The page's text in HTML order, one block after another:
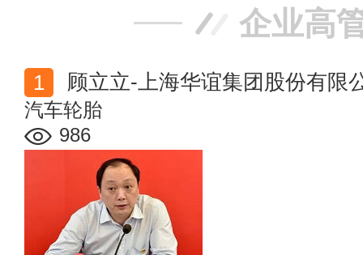
企业高
顾立立-上海华谊集团股份有限
汽车轮胎
986